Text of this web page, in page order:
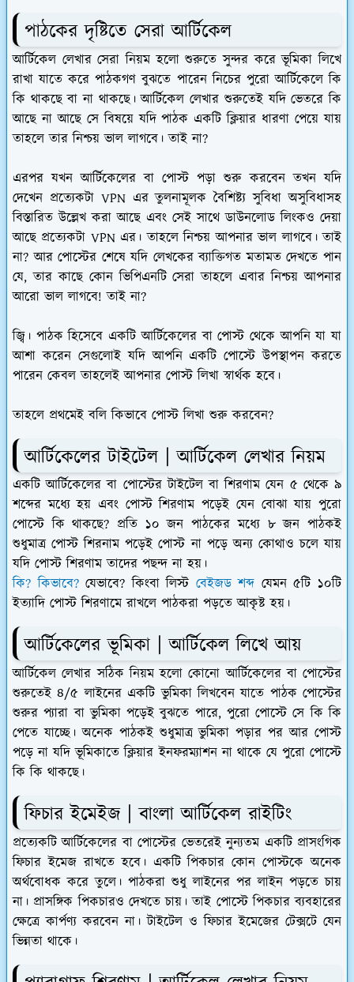
পাঠকের দৃষ্টিতে সেরা আর্টিকেল
আর্টিকেল লেখার সেরা নিয়ম হলো শুরুতে সুন্দর করে ভূমিকা লিখে
রাখা যাতে করে পাঠকগণ বুঝতে পারেন নিচের পুরো আর্টিকেলে কি
কি থাকছে বা না থাকছে। আর্টিকেল লেখার শুরুতেই যদি ভেতরে কি
আছে না আছে সে বিষয়ে যদি পাঠক একটি ক্লিয়ার ধারণা পেয়ে যায়
তাহলে তার নিশ্চয় ভাল লাগবে। তাই না?
এরপর যখন আর্টিকেলের বা পোস্ট পড়া শুরু করবেন তখন যদি
দেখেন প্রত্যেকটা VPN এর তুলনামূলক বৈশিষ্ট্য সুবিধা অসুবিধাসহ
বিস্তারিত উল্লেখ করা আছে এবং সেই সাথে ডাউনলোড লিংকও দেয়া
আছে প্রত্যেকটা VPN এর। তাহলে নিশ্চয় আপনার ভাল লাগবে। তাই
না? আর পোস্টের শেষে যদি লেখকের ব্যাক্তিগত মতামত দেখতে পান
যে, তার কাছে কোন ভিপিএনটি সেরা তাহলে এবার নিশ্চয় আপনার
আরো ভাল লাগবে! তাই না?
জ্বি। পাঠক হিসেবে একটি আর্টিকেলের বা পোস্ট থেকে আপনি যা যা
আশা করেন সেগুলোই যদি আপনি একটি পোস্টে উপস্থাপন করতে
পারেন কেবল তাহলেই আপনার পোস্ট লিখা স্বার্থক হবে।
তাহলে প্রথমেই বলি কিভাবে পোস্ট লিখা শুরু করবেন?
আর্টিকেলের টাইটেল | আর্টিকেল লেখার নিয়ম
একটি আর্টিকেলের বা পোস্টের টাইটেল বা শিরণাম যেন ৫ থেকে ৯
শব্দের মধ্যে হয় এবং পোস্ট শিরণাম পড়েই যেন বোঝা যায় পুরো
পোস্টে কি থাকছে? প্রতি ১০ জন পাঠকের মধ্যে ৮ জন পাঠকই
শুধুমাত্র পোস্ট শিরনাম পড়েই পোস্ট না পড়ে অন্য কোথাও চলে যায়
যদি পোস্ট শিরণাম তাদের পছন্দ না হয়।
কি? কিভাবে?যেভাবে? কিংবা লিস্ট বেইজড শব্দ যেমন ৫টি ১০টি
ইত্যাদি পোস্ট শিরণামে রাখলে পাঠকরা পড়তে আকৃষ্ট হয়।
আর্টিকেলের ভূমিকা | আর্টিকেল লিখে আয়
আর্টিকেল লেখার সঠিক নিয়ম হলো কোনো আর্টিকেলের বা পোস্টের
শুরুতেই ৪/৫ লাইনের একটি ভুমিকা লিখবেন যাতে পাঠক পোস্টের
শুরুর প্যারা বা ভুমিকা পড়েই বুঝতে পারে, পুরো পোস্টে সে কি কি
পেতে যাচ্ছে। অনেক পাঠকই শুধুমাত্র ভুমিকা পড়ার পর আর পোস্ট
পড়ে না যদি ভূমিকাতে ক্লিয়ার ইনফরম্যাশন না থাকে যে পুরো পোস্টে
কি কি থাকছে।
ফিচার ইমেইজ | বাংলা আর্টিকেল রাইটিং
প্রত্যেকটি আর্টিকেলের বা পোস্টের ভেতরেই নুন্যতম একটি প্রাসংগিক
ফিচার ইমেজ রাখতে হবে। একটি পিকচার কোন পোস্টকে অনেক
অর্থবোধক করে তুলে। পাঠকরা শুধু লাইনের পর লাইন পড়তে চায়
না। প্রাসঙ্গিক পিকচারও দেখতে চায়। তাই পোস্টে পিকচার ব্যবহারের
ক্ষেত্রে কার্পণ্য করবেন না। টাইটেল ও ফিচার ইমেজের টেক্সটে যেন
ভিন্নতা থাকে।